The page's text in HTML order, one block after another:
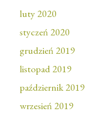
luty 2020
styczeń 2020
grudzień 2019
listopad 2019
październik 2019
wrzesień 2019